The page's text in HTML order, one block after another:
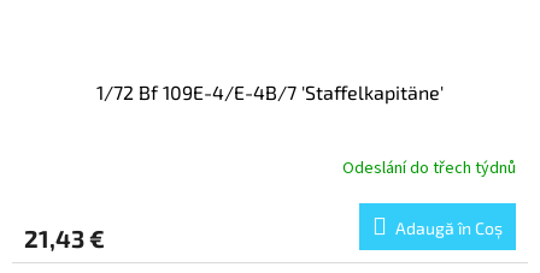
1/72 Bf 109E-4/E-4B/7 'Staffelkapitäne'
Odeslání do třech týdnů
21,43 € Adaugă în Coş